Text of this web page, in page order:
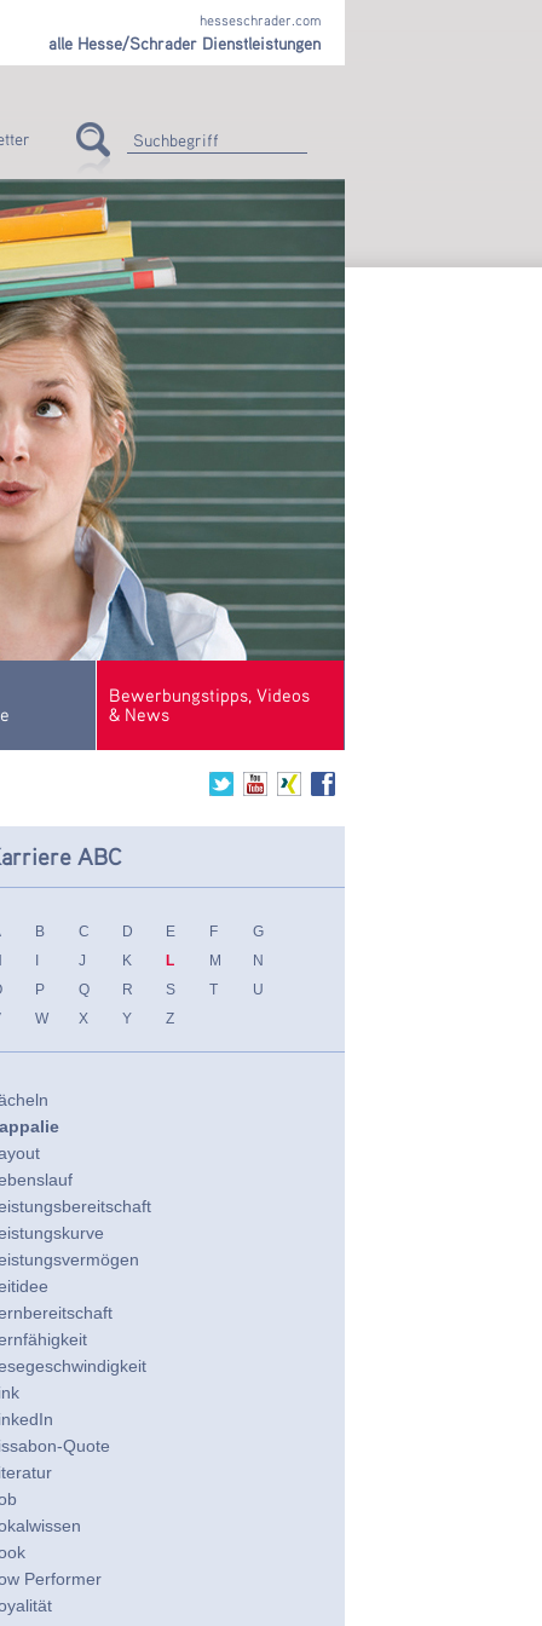
Bewerbungstipps, Videos
& News
ABC
B C D E F
G
J K L M
N
P Q R S T
U
W X Y Z
Quote
Performer
hesseschrader.com
alle Hesse/Schrader Dienstleistungen